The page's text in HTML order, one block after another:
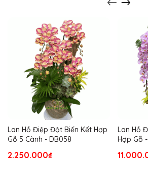
Lan Hồ Điệp Đột Biến Kết Hợp
Gỗ 5 Cành - DB058
2.250.000₫
Lan Hồ
Hợp Gỗ